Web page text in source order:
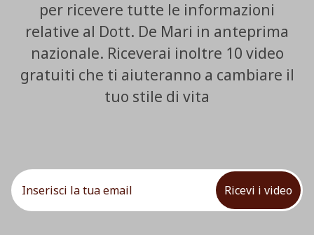
per ricevere tutte le informazioni
relative al Dott. De Mari in anteprima
nazionale. Riceverai inoltre 10 video
gratuiti che ti aiuteranno a cambiare il
tuo stile di vita
Ricevi i video